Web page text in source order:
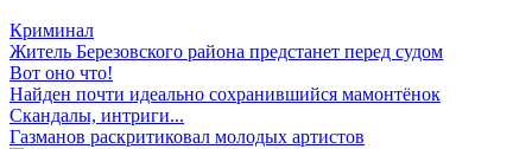
Криминал
Житель Березовского района предстанет перед судом
Вот оно что!
Найден почти идеально сохранившийся мамонтёнок
Скандалы, интриги...
Газманов раскритиковал молодых артистов